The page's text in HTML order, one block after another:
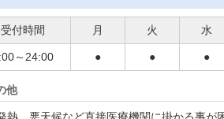
受付時間 月 火 水
～24:00 ● ● ●
他